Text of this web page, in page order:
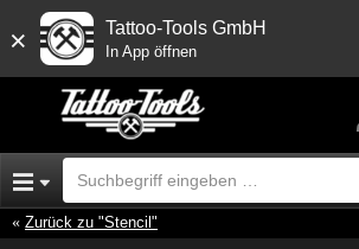
× Tattoo-Tools GmbH
In App öffnen
Zurück zu "Stencil"